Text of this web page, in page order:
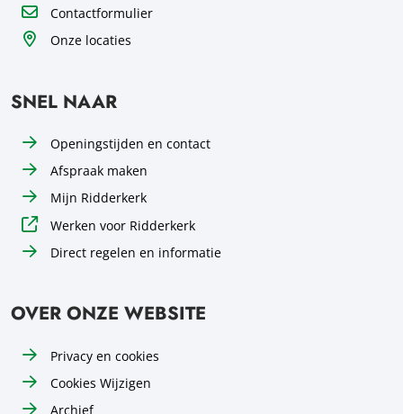
Contactformulier
Onze locaties
SNEL NAAR
Openingstijden en contact
Afspraak maken
Mijn Ridderkerk
Werken voor Ridderkerk
Direct regelen en informatie
OVER ONZE WEBSITE
Privacy en cookies
Cookies Wijzigen
Archief